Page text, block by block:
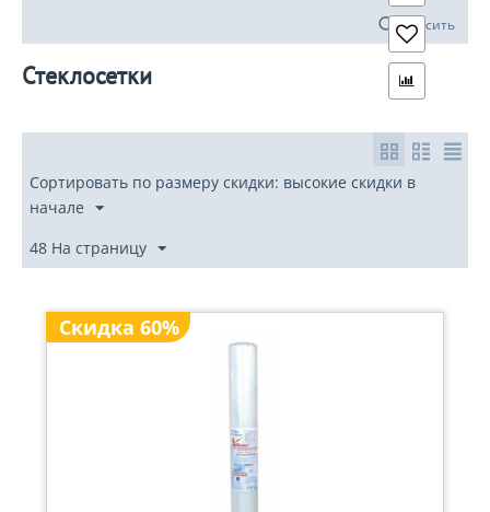
Сбросить
Стеклосетки
Сортировать по размеру скидки: высокие скидки в
начале
48 На страницу
Скидка 60%